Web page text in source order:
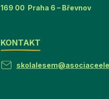
169 00 Praha 6 – Břevnov
KONTAKT